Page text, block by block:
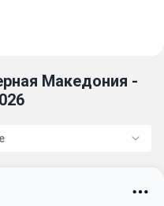
Македония -